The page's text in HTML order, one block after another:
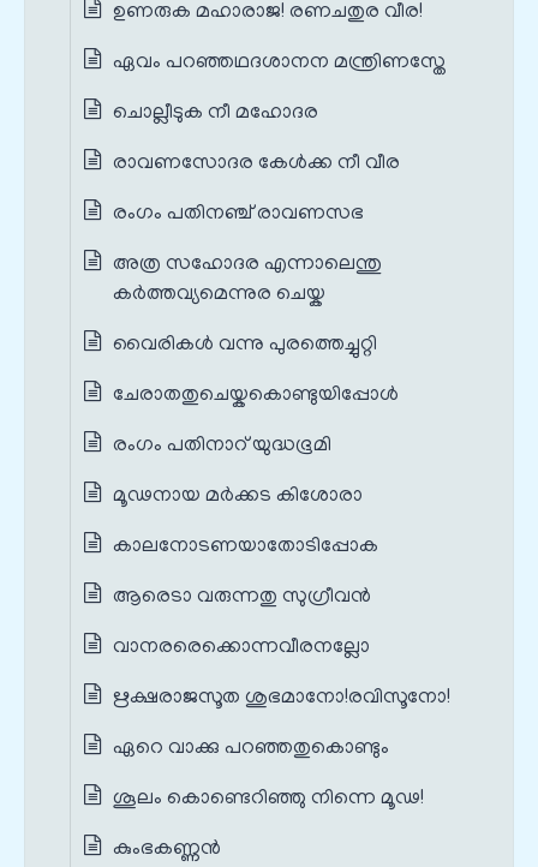
ഉണരുക മഹാരാജ! രണചതുര വീര!
ഏവം പറഞ്ഞഥദശാനന മന്ത്രിണസ്തേ
ചൊല്ലീടുക നീ മഹോദര
രാവണസോദര കേൾക്ക നീ വീര
രംഗം പതിനഞ്ച് രാവണസഭ
അത്ര സഹോദര എന്നാലെന്തു
കർത്തവ്യമെന്നുര ചെയ്ക
വൈരികൾ വന്നു പുരത്തെച്ചുറ്റി
ചേരാതതുചെയ്കകൊണ്ടുയിപ്പോൾ
രംഗം പതിനാറ് യുദ്ധഭൂമി
മൂഢനായ മർക്കട കിശോരാ
കാലനോടണയാതോടിപ്പോക
ആരെടാ വരുന്നതു സുഗ്രീവൻ
വാനരരെക്കൊന്നവീരനല്ലോ
ഋക്ഷരാജസൂത ശുഭമാനോ!രവിസൂനോ!
ഏറെ വാക്കു പറഞ്ഞതുകൊണ്ടും
ശൂലം കൊണ്ടെറിഞ്ഞു നിന്നെ മൂഢ!
കുംഭകണ്ണൻ